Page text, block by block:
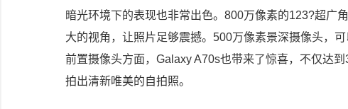
暗光环境下的表现也非常出色。800万像素的123?超广
大的视角，让照片足够震撼。500万像素景深摄像头，
前置摄像头方面，Galaxy A70s也带来了惊喜，不仅达
拍出清新唯美的自拍照。